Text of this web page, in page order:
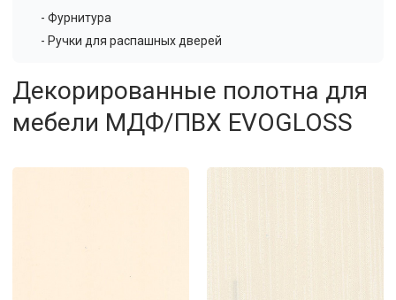
- Фурнитура
- Ручки для распашных дверей
Декорированные полотна для
мебели МДФ/ПВХ EVOGLOSS